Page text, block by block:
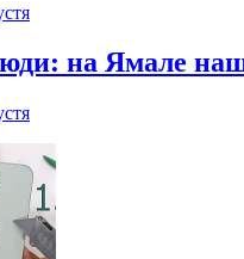
на Ямале